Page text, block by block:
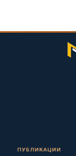
ПУБЛИКАЦИИ